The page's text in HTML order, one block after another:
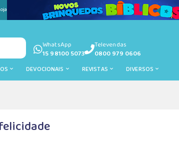
WhatsApp
15 98100 5073
Televendas
0800 979 0606
DEVOCIONAIS REVISTAS DIVERSOS